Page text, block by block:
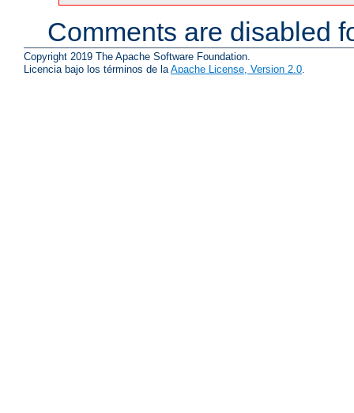
Comments are disabled
Copyright 2019 The Apache Software Foundation.
Licencia bajo los términos de la Apache License, Version 2.0